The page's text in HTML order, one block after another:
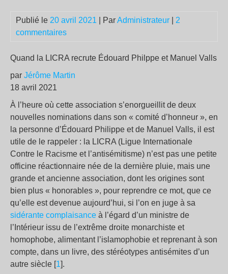
Publié le 20 avril 2021 | ParAdministrateur
2
commentaires
Quand la LICRA recrute Édouard Philppe et Manuel Valls
par Jérôme Martin
18 avril 2021
À l’heure où cette association s’enorgueillit de deux
nouvelles nominations dans son « comité d’honneur », en
la personne d’Édouard Philippe et de Manuel Valls, il est
utile de le rappeler : la LICRA (Ligue Internationale
Contre le Racisme et l’antisémitisme) n’est pas une petite
officine réactionnaire née de la dernière pluie, mais une
grande et ancienne association, dont les origines sont
bien plus « honorables », pour reprendre ce mot, que ce
qu’elle est devenue aujourd’hui, si l’on en juge à sa
sidérante complaisance à l’égard d’un ministre de
l’Intérieur issu de l’extrême droite monarchiste et
homophobe, alimentant l’islamophobie et reprenant à son
compte, dans un livre, des stéréotypes antisémites d’un
autre siècle [1].